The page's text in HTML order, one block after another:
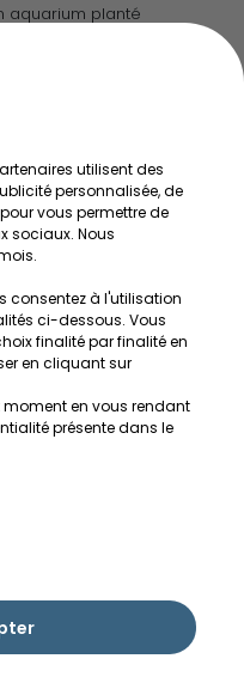
aquarium planté
de produits
de vente
client
?
utilisent des
personnalisée, de
vous permettre de
sociaux. Nous
consentez à l'utilisation
ci-dessous. Vous
finalité par finalité en
en cliquant sur
en vous rendant
présente dans le